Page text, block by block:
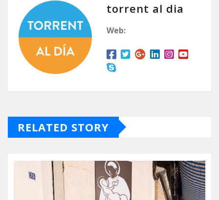
torrent al dia
Web:
RELATED STORY